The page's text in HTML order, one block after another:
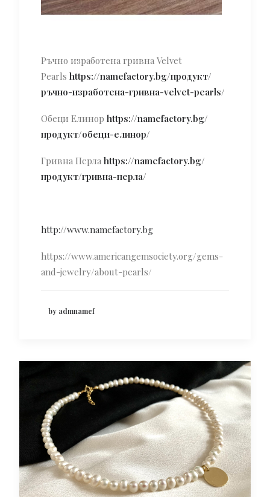
Ръчно изработена гривна Velvet
Pearls https://namefactory.bg/продукт/
ръчно-изработена-гривна-velvet-pearls/
Обеци Елинор https://namefactory.bg/
продукт/обеци-елинор/
Гривна Перла https://namefactory.bg/
продукт/гривна-перла/
http://www.namefactory.bg
https://www.americangemsociety.org/gems-
and-jewelry/about-pearls/
by admnamef